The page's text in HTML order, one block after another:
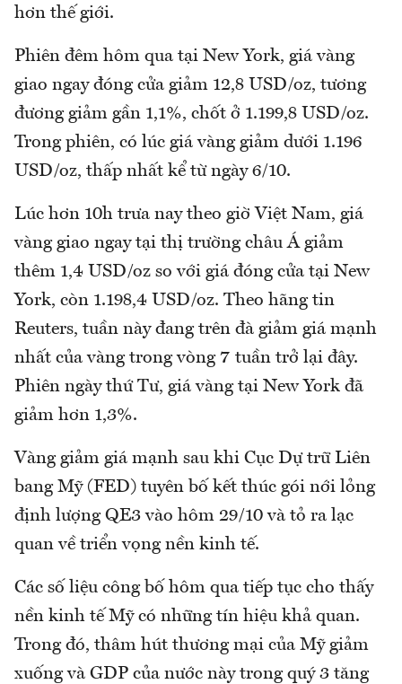
hơn thế giới.
Phiên đêm hôm qua tại New York, giá vàng
giao ngay đóng cửa giảm 12,8 USD/oz, tương
đương giảm gần 1,1%, chốt ở 1.199,8 USD/oz.
Trong phiên, có lúc giá vàng giảm dưới 1.196
USD/oz, thấp nhất kể từ ngày 6/10.
Lúc hơn 10h trưa nay theo giờ Việt Nam, giá
vàng giao ngay tại thị trường châu Á giảm
thêm 1,4 USD/oz so với giá đóng cửa tại New
York, còn 1.198,4 USD/oz. Theo hãng tin
Reuters, tuần này đang trên đà giảm giá mạnh
nhất của vàng trong vòng 7 tuần trở lại đây.
Phiên ngày thứ Tư, giá vàng tại New York đã
giảm hơn 1,3%.
Vàng giảm giá mạnh sau khi Cục Dự trữ Liên
bang Mỹ (FED) tuyên bố kết thúc gói nới lỏng
định lượng QE3 vào hôm 29/10 và tỏ ra lạc
quan về triển vọng nền kinh tế.
Các số liệu công bố hôm qua tiếp tục cho thấy
nền kinh tế Mỹ có những tín hiệu khả quan.
Trong đó, thâm hút thương mại của Mỹ giảm
xuống và GDP của nước này trong quý 3 tăng